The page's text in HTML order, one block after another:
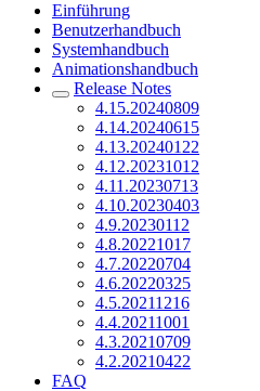
Einführung
Benutzerhandbuch
Systemhandbuch
Animationshandbuch
Release Notes
4.15.20240809
4.14.20240615
4.13.20240122
4.12.20231012
4.11.20230713
4.10.20230403
4.9.20230112
4.8.20221017
4.7.20220704
4.6.20220325
4.5.20211216
4.4.20211001
4.3.20210709
4.2.20210422
FAQ